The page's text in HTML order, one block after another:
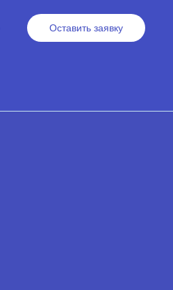
Оставить заявку
Оставить заявку